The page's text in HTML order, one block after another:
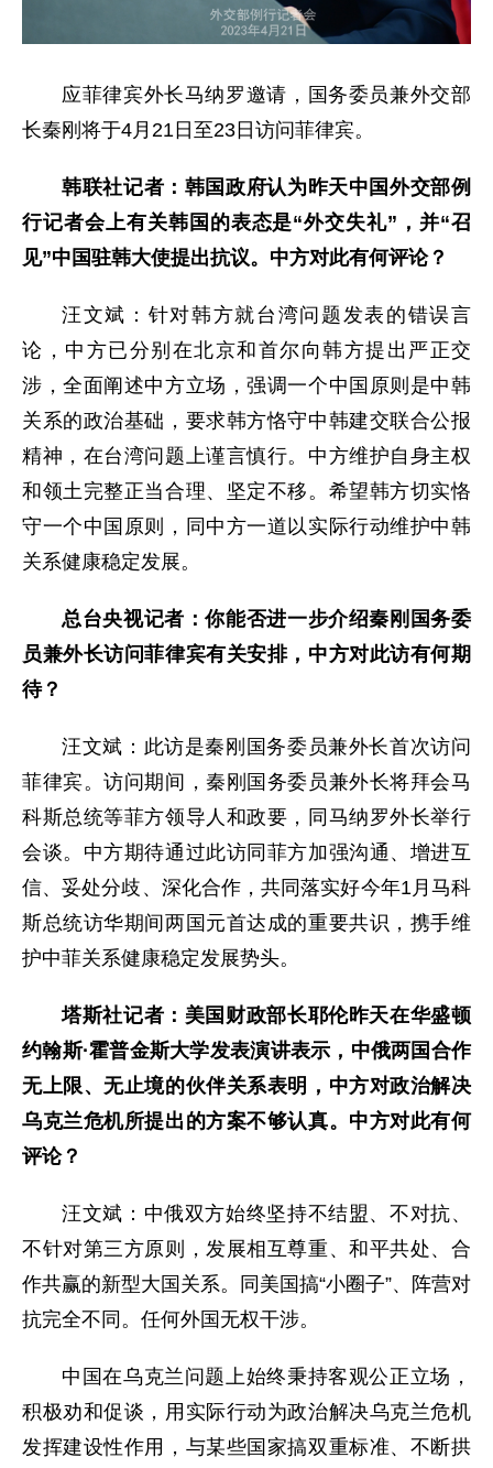
应菲律宾外长马纳罗邀请，国务委员兼外交部
长秦刚将于4月21日至23日访问菲律宾。
韩联社记者：韩国政府认为昨天中国外交部例
行记者会上有关韩国的表态是“外交失礼”，并“召
见”中国驻韩大使提出抗议。中方对此有何评论？
汪文斌：针对韩方就台湾问题发表的错误言
论，中方已分别在北京和首尔向韩方提出严正交
涉，全面阐述中方立场，强调一个中国原则是中韩
关系的政治基础，要求韩方恪守中韩建交联合公报
精神，在台湾问题上谨言慎行。中方维护自身主权
和领土完整正当合理、坚定不移。希望韩方切实恪
守一个中国原则，同中方一道以实际行动维护中韩
关系健康稳定发展。
总台央视记者：你能否进一步介绍秦刚国务委
员兼外长访问菲律宾有关安排，中方对此访有何期
待？
汪文斌：此访是秦刚国务委员兼外长首次访问
菲律宾。访问期间，秦刚国务委员兼外长将拜会马
科斯总统等菲方领导人和政要，同马纳罗外长举行
会谈。中方期待通过此访同菲方加强沟通、增进互
信、妥处分歧、深化合作，共同落实好今年1月马科
斯总统访华期间两国元首达成的重要共识，携手维
护中菲关系健康稳定发展势头。
塔斯社记者：美国财政部长耶伦昨天在华盛顿
约翰斯·霍普金斯大学发表演讲表示，中俄两国合作
无上限、无止境的伙伴关系表明，中方对政治解决
乌克兰危机所提出的方案不够认真。中方对此有何
评论？
汪文斌：中俄双方始终坚持不结盟、不对抗、
不针对第三方原则，发展相互尊重、和平共处、合
作共赢的新型大国关系。同美国搞“小圈子”、阵营对
抗完全不同。任何外国无权干涉。
中国在乌克兰问题上始终秉持客观公正立场，
积极劝和促谈，用实际行动为政治解决乌克兰危机
发挥建设性作用，与某些国家搞双重标准、不断拱